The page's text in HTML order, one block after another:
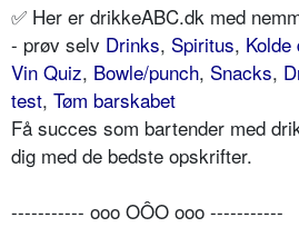
✅ Her er drikkeABC.dk med
- prøv selv Drinks, Spiritus,
Vin Quiz, Bowle/punch, Snacks,
test, Tøm barskabet
Få succes som bartender med
dig med de bedste opskrifter.
----------- ooo OÔO ooo -----------